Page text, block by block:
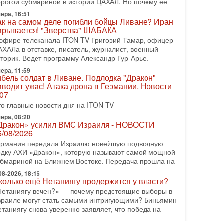
2026, 17:50
голос» Израиля: кто заберет его на этот
русскоязычных репатриантов не раз кардинально
политический ландшафт Израиля. Достаточно
взлет партии «Исраэль ба-алия», когда
2026, 17:00
закрытых дверей: о чём на самом деле
Трамп и Нетаньяху?
визит премьер-министра Израиля Биньямина
в США и его встреча с Дональдом Трампом
больше вопросов, чем ответов. Полная
07-2026, 15:18
готовит покушение на Нетаниягу! Трамп не
эскалации, но КСИР готовит взрыв!
телеканала ITON-TV СЕРГЕЙ МИГДАЛЬ,
по вопросам безопасности, офицер запаса
управления полиции Израиля, автор
07-2026, 09:02
за разоружение ХАМАСа - НОВОСТИ
07/2026
президент США Дональд Трамп заявил о
16:51
на самом деле погибли бойцы Ливане? Иран
"Зверства" ШАБАКА
телеканала ITON-TV Григорий Тамар, офицер
в отставке, писатель, журналист, военный
Ведет программу Александр Гур-Арье.
11:59
солдат в Ливане. Подлодка "Дракон"
ужас! Атака дрона в Германии. Новости
главные новости дня на ITON-TV
08:20
усилил ВМС Израиля - НОВОСТИ
08/2026
передала Израилю новейшую подводную
АХИ «Дракон», которую называют самой мощной
на Ближнем Востоке. Передача прошла на
2026, 18:16
ещё Нетаниягу продержится у власти?
вечен?» — почему предстоящие выборы в
могут стать самыми интригующими? Биньямин
снова уверенно заявляет, что победа на